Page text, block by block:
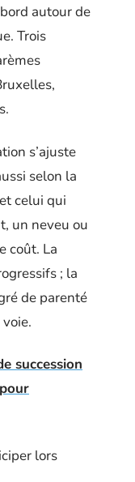
autour de
Trois
s’ajuste
selon la
celui qui
un neveu ou
coût. La
; la
de parenté
succession
lors